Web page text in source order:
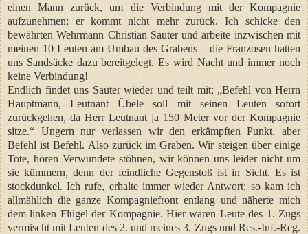
einen Mann zurück, um die Verbindung mit der Kompagnie
aufzunehmen; er kommt nicht mehr zurück. Ich schicke den
bewährten Wehrmann Christian Sauter und arbeite inzwischen mit
meinen 10 Leuten am Umbau des Grabens – die Franzosen hatten
uns Sandsäcke dazu bereitgelegt. Es wird Nacht und immer noch
keine Verbindung!
Endlich findet uns Sauter wieder und teilt mit: „Befehl von Herrn
Hauptmann, Leutnant Übele soll mit seinen Leuten sofort
zurückgehen, da Herr Leutnant ja 150 Meter vor der Kompagnie
sitze.“ Ungern nur verlassen wir den erkämpften Punkt, aber
Befehl ist Befehl. Also zurück im Graben. Wir steigen über einige
Tote, hören Verwundete stöhnen, wir können uns leider nicht um
sie kümmern, denn der feindliche Gegenstoß ist in Sicht. Es ist
stockdunkel. Ich rufe, erhalte immer wieder Antwort; so kam ich
allmählich die ganze Kompagniefront entlang und näherte mich
dem linken Flügel der Kompagnie. Hier waren Leute des 1. Zugs
vermischt mit Leuten des 2. und meines 3. Zugs und Res.-Inf.-Reg.